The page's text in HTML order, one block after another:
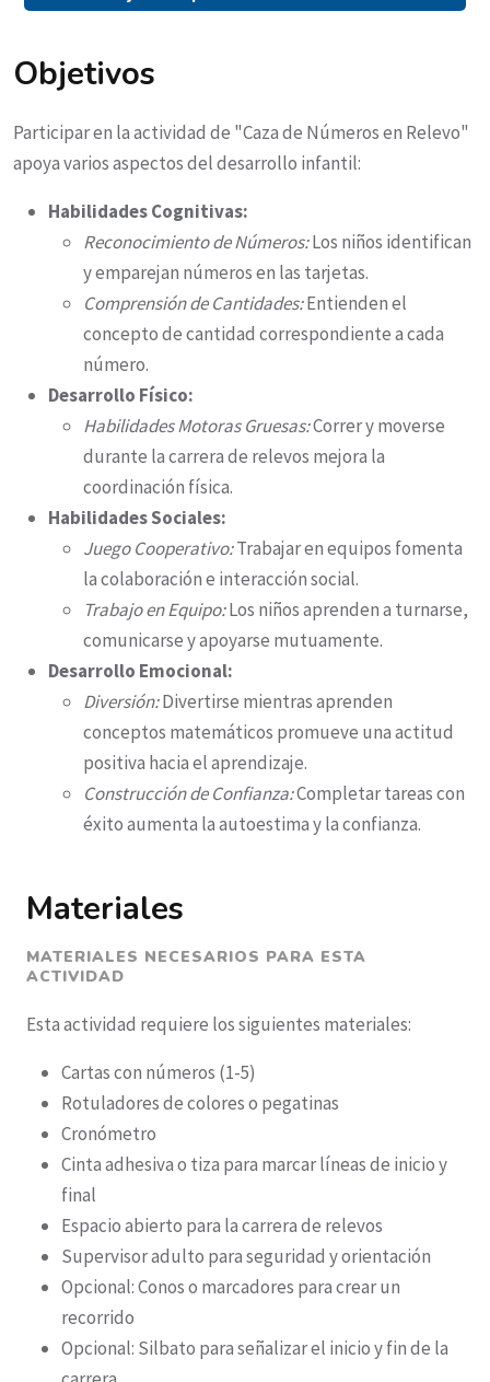
Objetivos
Participar en la actividad de "Caza de Números en Relevo"
apoya varios aspectos del desarrollo infantil:
Habilidades Cognitivas:
Reconocimiento de Números:Los niños identifican
y emparejan números en las tarjetas.
Comprensión de Cantidades:Entienden el
concepto de cantidad correspondiente a cada
número.
Desarrollo Físico:
Habilidades Motoras Gruesas:Correr y moverse
durante la carrera de relevos mejora la
coordinación física.
Habilidades Sociales:
Juego Cooperativo:Trabajar en equipos fomenta
la colaboración e interacción social.
Trabajo en Equipo:Los niños aprenden a turnarse,
comunicarse y apoyarse mutuamente.
Desarrollo Emocional:
Diversión:Divertirse mientras aprenden
conceptos matemáticos promueve una actitud
positiva hacia el aprendizaje.
Construcción de Confianza:Completar tareas con
éxito aumenta la autoestima y la confianza.
Materiales
MATERIALES NECESARIOS PARA ESTA
ACTIVIDAD
Esta actividad requiere los siguientes materiales:
Cartas con números (1-5)
Rotuladores de colores o pegatinas
Cronómetro
Cinta adhesiva o tiza para marcar líneas de inicio y
final
Espacio abierto para la carrera de relevos
Supervisor adulto para seguridad y orientación
Opcional: Conos o marcadores para crear un
recorrido
Opcional: Silbato para señalizar el inicio y fin de la